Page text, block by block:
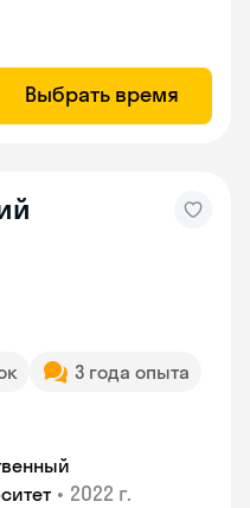
Выбрать время
3 года опыта
• 2022 г.